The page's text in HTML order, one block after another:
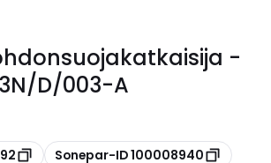
-
D/003-A
Kopioi
Sonepar-ID 100008940